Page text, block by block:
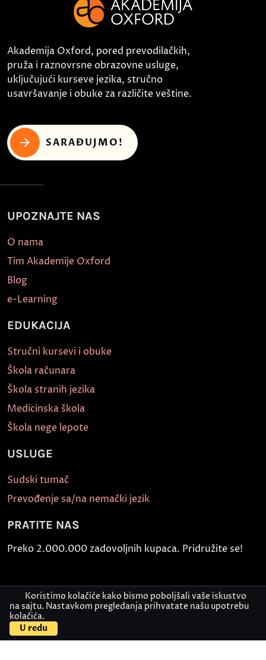
Akademija Oxford, pored prevodilačkih,
pruža i raznovrsne obrazovne usluge,
uključujući kurseve jezika, stručno
usavršavanje i obuke za različite veštine.
SARAĐUJMO!
UPOZNAJTE NAS
O nama
Tim Akademije Oxford
Blog
e-Learning
EDUKACIJA
Stručni kursevi i obuke
Škola računara
Škola stranih jezika
Medicinska škola
Škola nege lepote
USLUGE
Sudski tumač
Prevođenje sa/na nemački jezik
PRATITE NAS
Preko 2.000.000 zadovoljnih kupaca. Pridružite se!
Politika bezbednosti informacija
Koristimo kolačiće kako bismo poboljšali vaše iskustvo
na sajtu. Nastavkom pregledanja prihvatate našu upotrebu
kolačića.
U redu